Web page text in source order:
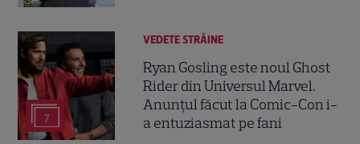
7
VEDETE STRĂINE
Ryan Gosling este noul Ghost
Rider din Universul Marvel.
Anunțul făcut la Comic-Con i-
a entuziasmat pe fani